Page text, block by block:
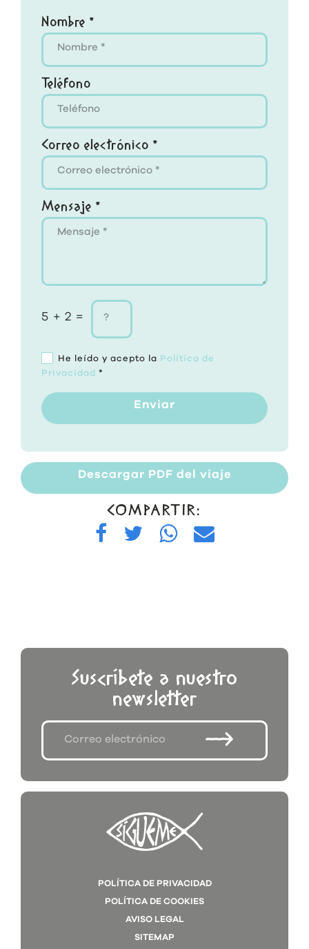
Nombre *
Teléfono
Correo electrónico *
Mensaje *
5 + 2 =
He leído y acepto la Política de
Privacidad *
Enviar
Descargar PDF del viaje
COMPARTIR:
Suscríbete a nuestro
newsletter
POLÍTICA DE PRIVACIDAD
POLÍTICA DE COOKIES
AVISO LEGAL
SITEMAP